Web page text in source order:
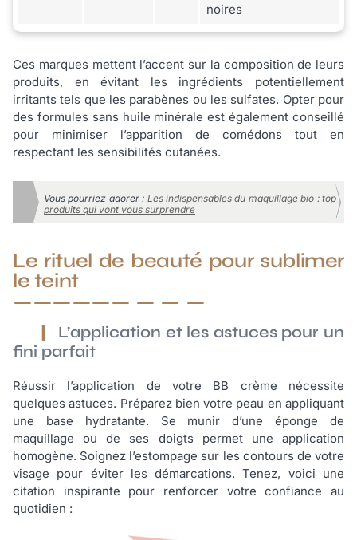
noires
Ces marques mettent l’accent sur la composition de leurs
produits, en évitant les ingrédients potentiellement
irritants tels que les parabènes ou les sulfates. Opter pour
des formules sans huile minérale est également conseillé
pour minimiser l’apparition de comédons tout en
respectant les sensibilités cutanées.
Vous pourriez adorer : Les indispensables du maquillage bio : top
produits qui vont vous surprendre
Le rituel de beauté pour sublimer
le teint
L’application et les astuces pour un
fini parfait
Réussir l’application de votre BB crème nécessite
quelques astuces. Préparez bien votre peau en appliquant
une base hydratante. Se munir d’une éponge de
maquillage ou de ses doigts permet une application
homogène. Soignez l’estompage sur les contours de votre
visage pour éviter les démarcations. Tenez, voici une
citation inspirante pour renforcer votre confiance au
quotidien :